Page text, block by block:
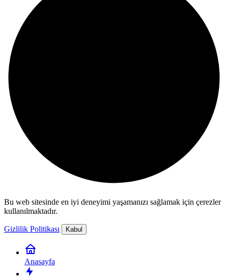
Bu web sitesinde en iyi deneyimi yaşamanızı sağlamak için çerezler
kullanılmaktadır.
Gizlilik Politikası Kabul
Anasayfa